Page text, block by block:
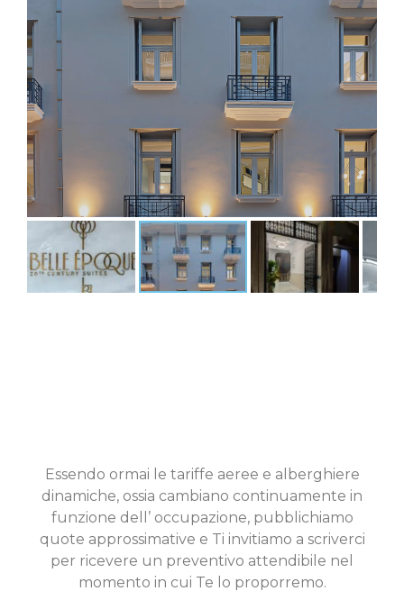
Essendo ormai le tariffe aeree e alberghiere
dinamiche, ossia cambiano continuamente in
funzione dell’ occupazione, pubblichiamo
quote approssimative e Ti invitiamo a scriverci
per ricevere un preventivo attendibile nel
momento in cui Te lo proporremo.